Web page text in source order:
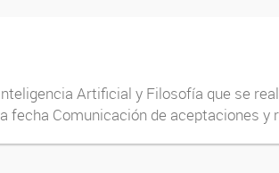
Artificial y Filosofía que se
fecha Comunicación de aceptaciones y